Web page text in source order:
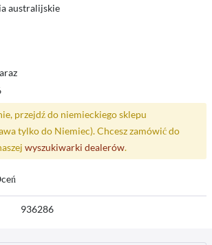
australijskie
przejdź do niemieckiego sklepu
tylko do Niemiec). Chcesz zamówić do
wyszukiwarki dealerów.
936286